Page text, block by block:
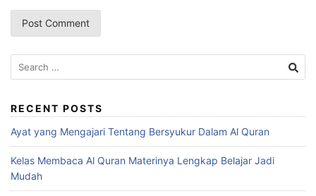
Search
for:
RECENT POSTS
Ayat yang Mengajari Tentang Bersyukur Dalam Al Quran
Kelas Membaca Al Quran Materinya Lengkap Belajar Jadi
Mudah